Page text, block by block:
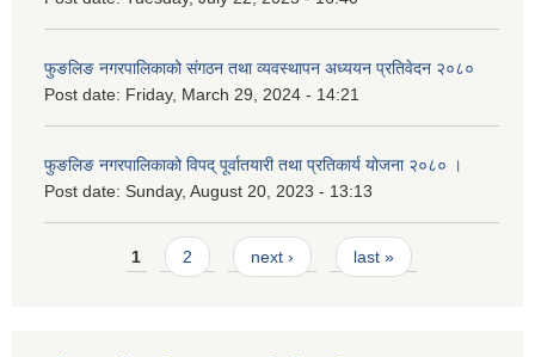
फुङलिङ नगरपालिकाको संगठन तथा व्यवस्थापन अध्ययन प्रतिवेदन २०८०
Post date: Friday, March 29, 2024 - 14:21
फुङलिङ नगरपालिकाको विपद् पूर्वातयारी तथा प्रतिकार्य योजना २०८० ।
Post date: Sunday, August 20, 2023 - 13:13
Pages1 2 next › last »